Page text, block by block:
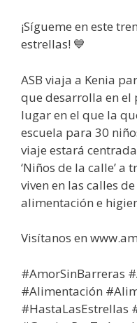
¡Sígueme en este
estrellas! 💙
ASB viaja a Kenia
que desarrolla en el
lugar en el que la
escuela para 30
viaje estará
‘Niños de la calle’ a
viven en las calles
alimentación e
Visítanos en
#AmorSinBarreras​​
#Alimentación​​
#HastaLasEstrellas​​